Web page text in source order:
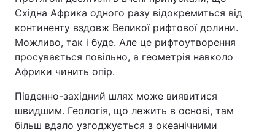
Східна Африка одного разу відокремиться від
континенту вздовж Великої рифтової долини.
Можливо, так і буде. Але це рифтоутворення
просувається повільно, а геометрія навколо
Африки чинить опір.
Південно-західний шлях може виявитися
швидшим. Геологія, що лежить в основі, там
більш вдало узгоджується з океанічними